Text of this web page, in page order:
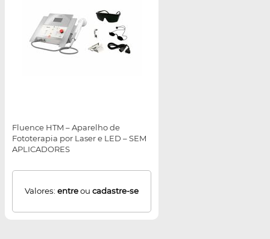
Fluence HTM – Aparelho de
Fototerapia por Laser e LED – SEM
APLICADORES
Valores: entreou cadastre-se